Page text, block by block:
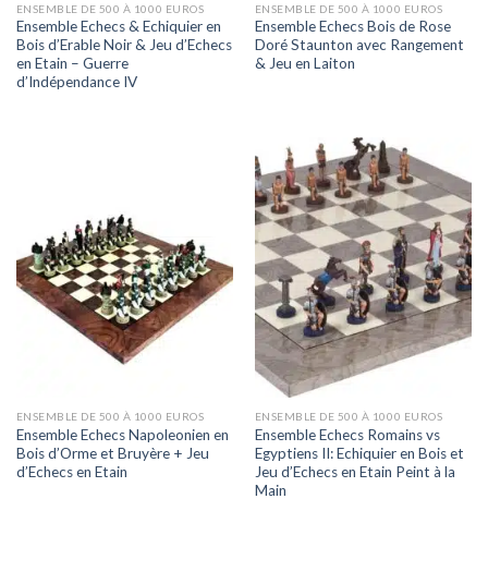
ENSEMBLE DE 500 À 1000 EUROS
Ensemble Echecs & Echiquier en
Bois d’Erable Noir & Jeu d’Echecs
en Etain – Guerre
d’Indépendance IV
ENSEMBLE DE 500 À 1000 EUROS
Ensemble Echecs Bois de Rose
Doré Staunton avec Rangement
& Jeu en Laiton
ENSEMBLE DE 500 À 1000 EUROS
Ensemble Echecs Napoleonien en
Bois d’Orme et Bruyère + Jeu
d’Echecs en Etain
ENSEMBLE DE 500 À 1000 EUROS
Ensemble Echecs Romains vs
Egyptiens II: Echiquier en Bois et
Jeu d’Echecs en Etain Peint à la
Main